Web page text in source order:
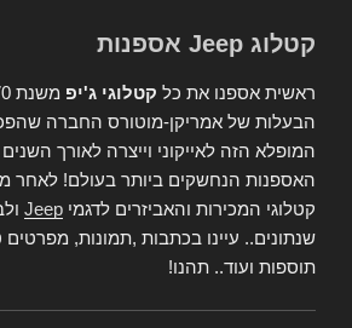
קטלוג Jeep אספנות
ראשית אספנו את כל קטלוגי ג'יפ
הבעלות של אמריקן-מוטורס החברה
המופלא הזה לאייקוני וייצרה לאורך
האספנות הנחשקים ביותר בעולם! לאחר
קטלוגי המכירות והאביזרים לדגמי Jeep
שנתונים.. עיינו בכתבות ,תמונות, מפרטים
תוספות ועוד.. תהנו!